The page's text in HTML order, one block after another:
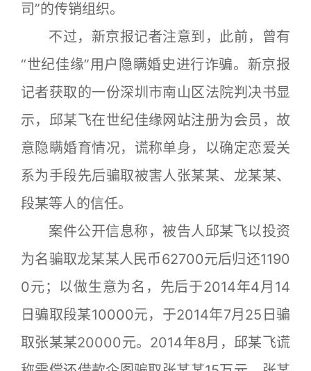
司”的传销组织。
不过，新京报记者注意到，此前，曾有
“世纪佳缘”用户隐瞒婚史进行诈骗。新京报
记者获取的一份深圳市南山区法院判决书显
示，邱某飞在世纪佳缘网站注册为会员，故
意隐瞒婚育情况，谎称单身，以确定恋爱关
系为手段先后骗取被害人张某某、龙某某、
段某等人的信任。
案件公开信息称，被告人邱某飞以投资
为名骗取龙某某人民币62700元后归还1190
0元；以做生意为名，先后于2014年4月14
日骗取段某10000元，于2014年7月25日骗
取张某某20000元。2014年8月，邱某飞谎